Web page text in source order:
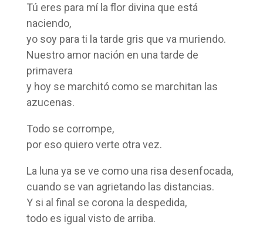
Tú eres para mí la flor divina que está
naciendo,
yo soy para ti la tarde gris que va muriendo.
Nuestro amor nación en una tarde de
primavera
y hoy se marchitó como se marchitan las
azucenas.
Todo se corrompe,
por eso quiero verte otra vez.
La luna ya se ve como una risa desenfocada,
cuando se van agrietando las distancias.
Y si al final se corona la despedida,
todo es igual visto de arriba.